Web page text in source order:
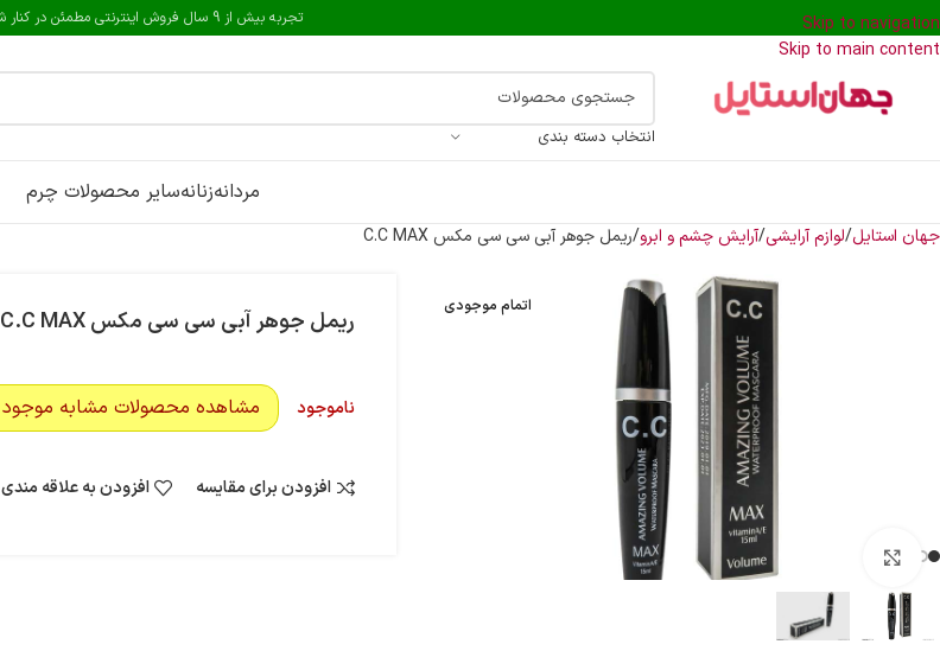
Skip to navigation
Skip to main content
تجربه بیش از 9 سال فروش اینترنتی مطمئن در کنار شما
انتخاب دسته بندی
مردانهزنانهسایر محصولات چرم
جهان استایل لوازم آرایشی آرایش چشم و ابرو ریمل جوهر آبی سی سی مکس C.C MAX
اتمام موجودی
بزرگنمایی تصویر
ریمل جوهر آبی سی سی مکس C.C MAX
ناموجود مشاهده محصولات مشابه موجود
افزودن برای مقایسه افزودن به علاقه مندی